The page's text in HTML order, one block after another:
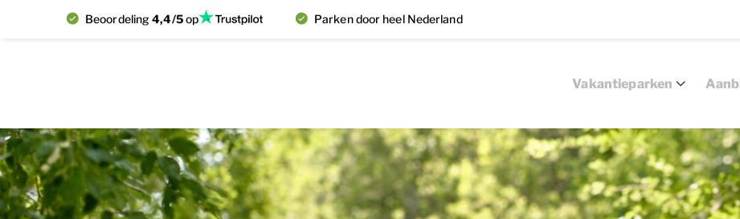
Beoordeling4,4/5op Parken door heel Nederland
Vakantieparken